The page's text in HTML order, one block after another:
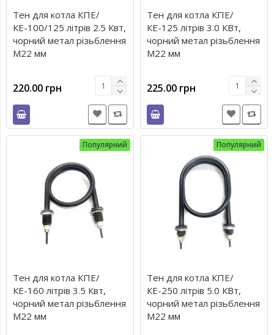
Тен для котла КПЕ/
КЕ-100/125 літрів 2.5 Квт,
чорний метал різьблення
М22 мм
220.00 грн
Тен для котла КПЕ/
КЕ-125 літрів 3.0 КВт,
чорний метал різьблення
М22 мм
225.00 грн
Популярний
Тен для котла КПЕ/
КЕ-160 літрів 3.5 Квт,
чорний метал різьблення
М22 мм
Популярний
Тен для котла КПЕ/
КЕ-250 літрів 5.0 КВт,
чорний метал різьблення
М22 мм